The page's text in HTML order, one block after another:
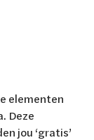
elementen
Deze
jou ‘gratis’